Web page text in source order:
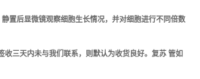
置后显微镜观察细胞生长情况，并对细胞进行不同倍数
三天内未与我们联系，则默认为收货良好。复苏 管如